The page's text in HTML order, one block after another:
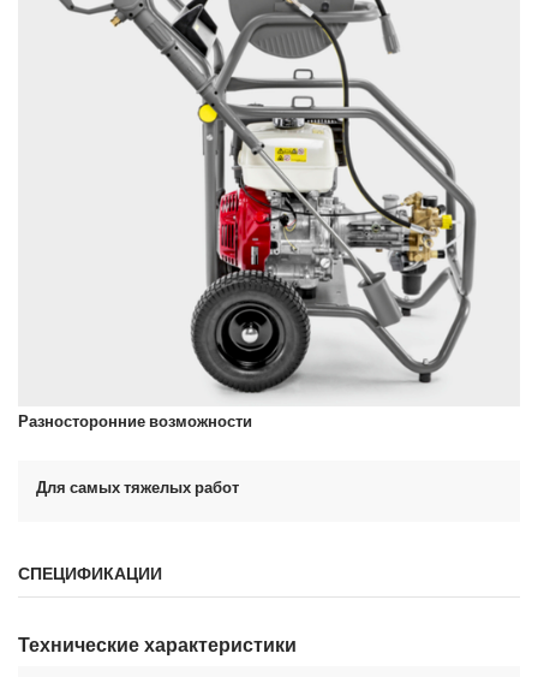
Разносторонние возможности
Для самых тяжелых работ
СПЕЦИФИКАЦИИ
Технические характеристики